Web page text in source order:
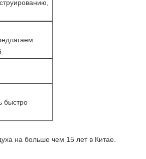
быстро
на больше чем 15 лет в Китае.